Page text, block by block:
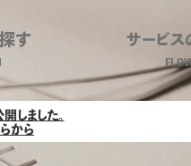
す サービ
しました。
から
部｜環境ビジネ